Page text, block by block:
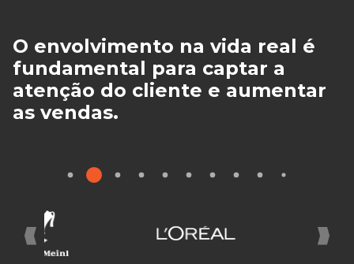
O envolvimento na vida real é
fundamental para captar a
atenção do cliente e aumentar
as vendas.
2 10